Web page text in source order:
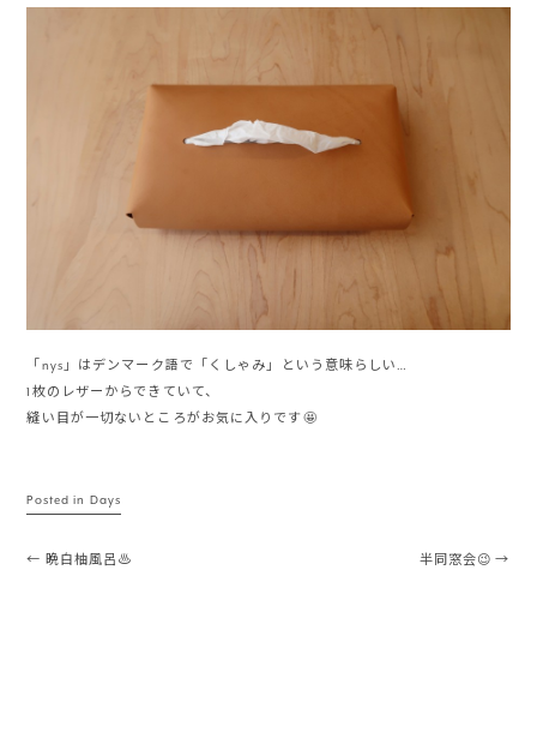
「nys」はデンマーク語で「くしゃみ」という意味らしい…
1枚のレザーからできていて、
縫い目が一切ないところがお気に入りです🤩
Posted in Days
Post navigation
← 晩白柚風呂♨️ 半同窓会😉→